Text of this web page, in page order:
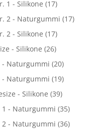
1 - Silikone (17)
2 - Naturgummi (17)
2 - Silikone (17)
- Silikone (26)
- Naturgummi (20)
- Naturgummi (19)
- Silikone (39)
1 - Naturgummi (35)
2 - Naturgummi (36)